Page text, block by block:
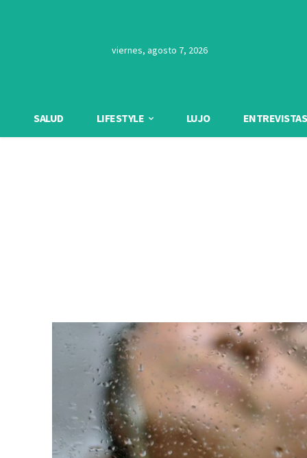
viernes, agosto 7, 2026
SALUD LIFESTYLE LUJO ENTREVISTAS